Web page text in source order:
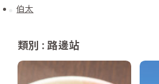
伯太
類別 : 路邊站